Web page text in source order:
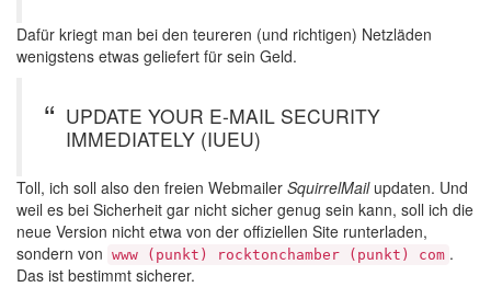
Dafür kriegt man bei den teureren (und richtigen) Netzläden
wenigstens etwas geliefert für sein Geld.
UPDATE YOUR E-MAIL SECURITY
IMMEDIATELY (IUEU)
Toll, ich soll also den freien Webmailer SquirrelMailupdaten. Und
weil es bei Sicherheit gar nicht sicher genug sein kann, soll ich die
neue Version nicht etwa von der offiziellen Site runterladen,
sondern von www (punkt) rocktonchamber (punkt) com .
Das ist bestimmt sicherer.